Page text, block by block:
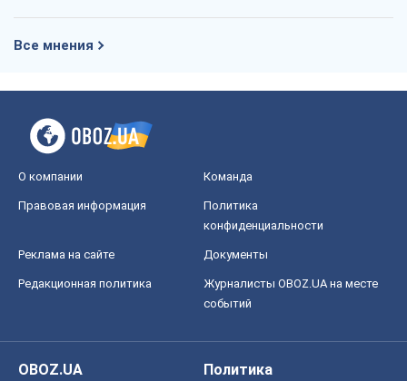
Все мнения
О компании Команда
Правовая информация
Политика
конфиденциальности
Реклама на сайте Документы
Редакционная политика
Журналисты OBOZ.UA на месте
событий
OBOZ.UA
Политика